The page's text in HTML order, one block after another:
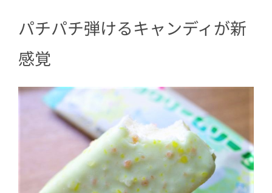
パチパチ弾けるキャンディが新
感覚